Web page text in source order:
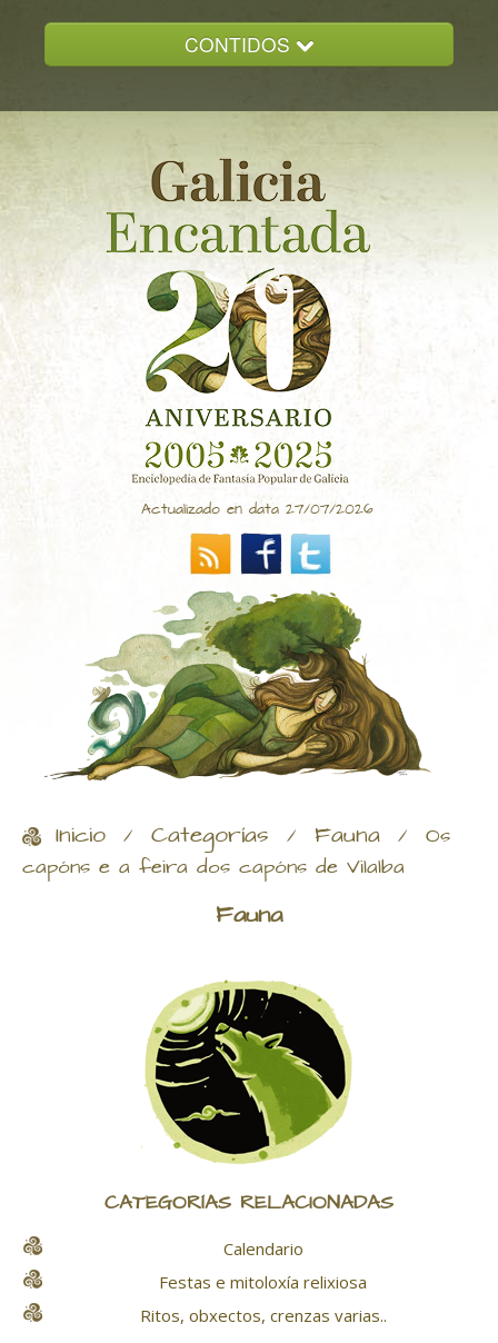
CONTIDOS
GALICIA ENCANTADA
DOCUMENTACION
NOVAS
CONTACTO
Actualizado en data 27/07/2026
Inicio / Categorías / Fauna / Os
capóns e a feira dos capóns de Vilalba
Fauna
CATEGORÍAS RELACIONADAS
Calendario
Festas e mitoloxía relixiosa
Ritos, obxectos, crenzas varias..